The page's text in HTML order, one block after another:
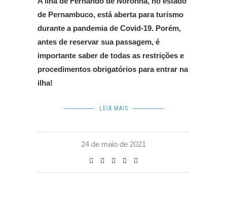
de Pernambuco, está aberta para turismo
durante a pandemia de Covid-19. Porém,
antes de reservar sua passagem, é
importante saber de todas as restrições e
procedimentos obrigatórios para entrar na
ilha!
LEIA MAIS
24 de maio de 2021